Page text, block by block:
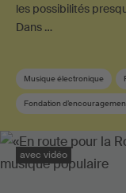
les possibilités
Dans …
Musique électronique
Fondation
avec vidéo